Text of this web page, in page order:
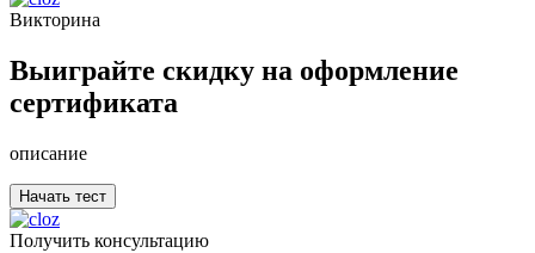
Викторина
Выиграйте скидку на оформление
сертификата
описание
Получить консультацию